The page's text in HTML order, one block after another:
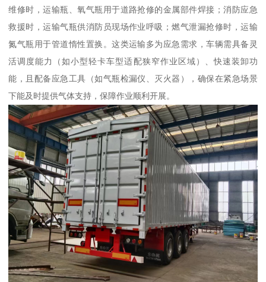
维修时，运输瓶、氧气瓶用于道路抢修的金属部件焊接；消防应急
救援时，运输气瓶供消防员现场作业呼吸；燃气泄漏抢修时，运输
氮气瓶用于管道惰性置换。这类运输多为应急需求，车辆需具备灵
活调度能力（如小型轻卡车型适配狭窄作业区域）、快速装卸功
能，且配备应急工具（如气瓶检漏仪、灭火器），确保在紧急场景
下能及时提供气体支持，保障作业顺利开展。